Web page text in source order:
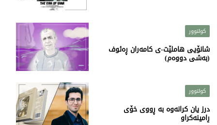
کولتوور
شانۆیی هاملێت-ی کامەران ڕەئوف
(بەشی دووەم)
کولتوور
درز یان کرانەوە بە ڕووی خۆی
ڕامینەکراو